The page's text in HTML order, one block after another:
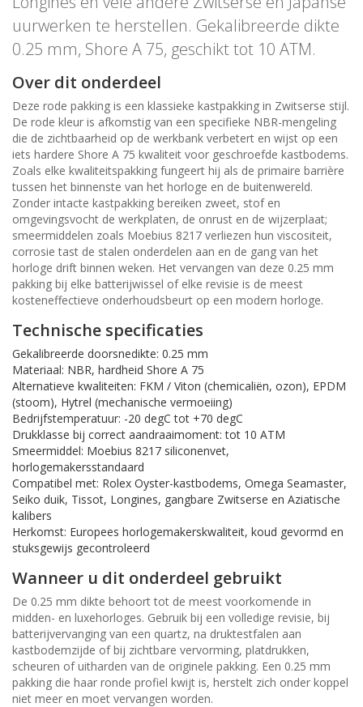
uurwerken te herstellen. Gekalibreerde dikte
0.25 mm, Shore A 75, geschikt tot 10 ATM.
Over dit onderdeel
Deze rode pakking is een klassieke kastpakking in Zwitserse stijl.
De rode kleur is afkomstig van een specifieke NBR-mengeling
die de zichtbaarheid op de werkbank verbetert en wijst op een
iets hardere Shore A 75 kwaliteit voor geschroefde kastbodems.
Zoals elke kwaliteitspakking fungeert hij als de primaire barrière
tussen het binnenste van het horloge en de buitenwereld.
Zonder intacte kastpakking bereiken zweet, stof en
omgevingsvocht de werkplaten, de onrust en de wijzerplaat;
smeermiddelen zoals Moebius 8217 verliezen hun viscositeit,
corrosie tast de stalen onderdelen aan en de gang van het
horloge drift binnen weken. Het vervangen van deze 0.25 mm
pakking bij elke batterijwissel of elke revisie is de meest
kosteneffectieve onderhoudsbeurt op een modern horloge.
Technische specificaties
Gekalibreerde doorsnedikte: 0.25 mm
Materiaal: NBR, hardheid Shore A 75
Alternatieve kwaliteiten: FKM / Viton (chemicaliën, ozon), EPDM
(stoom), Hytrel (mechanische vermoeiing)
Bedrijfstemperatuur: -20 degC tot +70 degC
Drukklasse bij correct aandraaimoment: tot 10 ATM
Smeermiddel: Moebius 8217 siliconenvet,
horlogemakersstandaard
Compatibel met: Rolex Oyster-kastbodems, Omega Seamaster,
Seiko duik, Tissot, Longines, gangbare Zwitserse en Aziatische
kalibers
Herkomst: Europees horlogemakerskwaliteit, koud gevormd en
stuksgewijs gecontroleerd
Wanneer u dit onderdeel gebruikt
De 0.25 mm dikte behoort tot de meest voorkomende in
midden- en luxehorloges. Gebruik bij een volledige revisie, bij
batterijvervanging van een quartz, na druktestfalen aan
kastbodemzijde of bij zichtbare vervorming, platdrukken,
scheuren of uitharden van de originele pakking. Een 0.25 mm
pakking die haar ronde profiel kwijt is, herstelt zich onder koppel
niet meer en moet vervangen worden.